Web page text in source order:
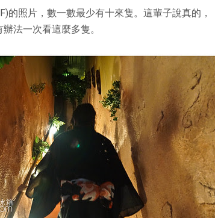
的照片，數一數最少有十來隻。這輩子說真的，
法一次看這麼多隻。